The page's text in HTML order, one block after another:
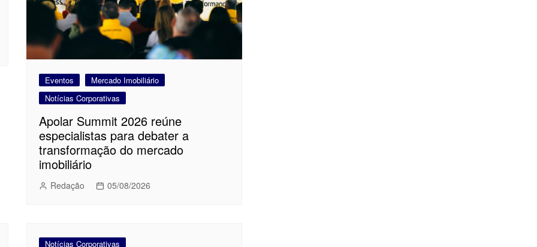
Eventos
Mercado Imobiliário
Notícias Corporativas
Apolar Summit 2026 reúne
especialistas para debater a
transformação do mercado
imobiliário
Redação 05/08/2026
Notícias Corporativas